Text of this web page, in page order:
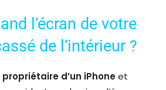
l’écran de votre
de l’intérieur ?
propriétaire d’un iPhoneet